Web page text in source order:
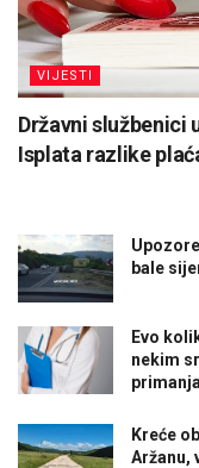
VIJESTI
Državni službenici
Isplata razlike
bale
Evo
nekim
primanja
Kreće
Aržanu,